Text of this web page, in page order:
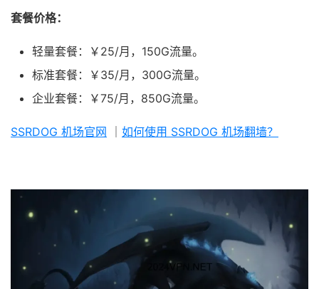
套餐价格：
轻量套餐：￥25/月，150G流量。
标准套餐：￥35/月，300G流量。
企业套餐：￥75/月，850G流量。
SSRDOG 机场官网 如何使用 SSRDOG 机场翻墙？